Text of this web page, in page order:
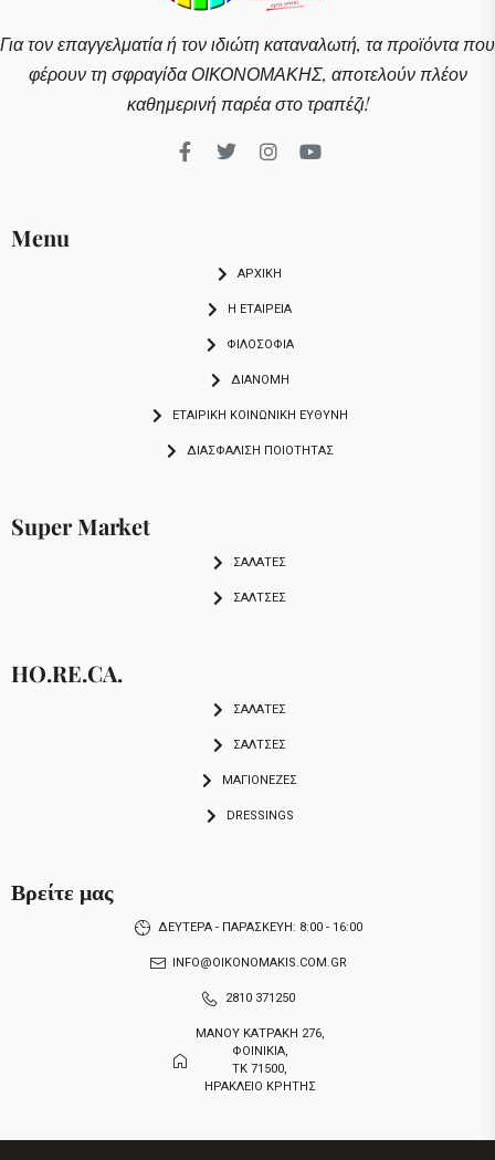
Για τον επαγγελματία ή τον ιδιώτη καταναλωτή, τα προϊόντα που
φέρουν τη σφραγίδα ΟΙΚΟΝΟΜΑΚΗΣ, αποτελούν πλέον
καθημερινή παρέα στο τραπέζι!
Menu
ΑΡΧΙΚΗ
Η ΕΤΑΙΡΕΙΑ
ΦΙΛΟΣΟΦΙΑ
ΔΙΑΝΟΜΗ
ΕΤΑΙΡΙΚΉ ΚΟΙΝΩΝΙΚΉ ΕΥΘΎΝΗ
ΔΙΑΣΦΆΛΙΣΗ ΠΟΙΌΤΗΤΑΣ
Super Market
ΣΑΛΑΤΕΣ
ΣΑΛΤΣΕΣ
HO.RE.CA.
ΣΑΛΑΤΕΣ
ΣΑΛΤΣΕΣ
ΜΑΓΙΟΝΕΖΕΣ
DRESSINGS
Βρείτε μας
ΔΕΥΤΕΡΑ - ΠΑΡΑΣΚΕΥΗ: 8:00 - 16:00
INFO@OIKONOMAKIS.COM.GR
2810 371250
ΜΑΝΟΥ ΚΑΤΡΑΚΗ 276,
ΦΟΙΝΙΚΙΑ,
ΤΚ 71500,
ΗΡΑΚΛΕΙΟ ΚΡΗΤΗΣ